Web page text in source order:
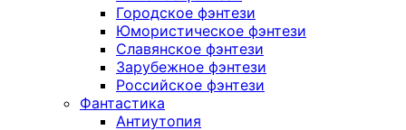
Городское фэнтези
Юмористическое фэнтези
Славянское фэнтези
Зарубежное фэнтези
Российское фэнтези
Фантастика
Антиутопия